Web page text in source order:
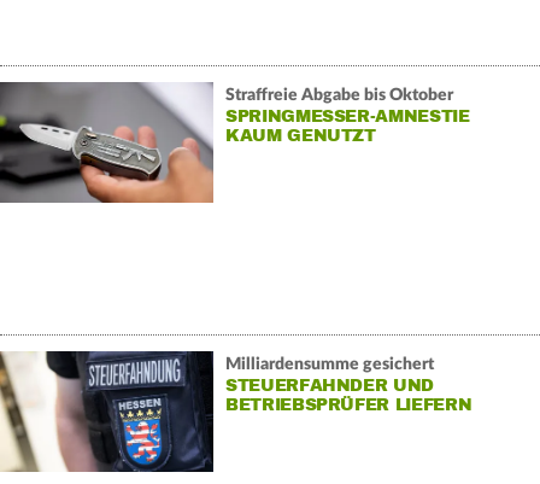
Straffreie Abgabe bis Oktober
SPRINGMESSER-AMNESTIE
KAUM GENUTZT
Milliardensumme gesichert
STEUERFAHNDER UND
BETRIEBSPRÜFER LIEFERN